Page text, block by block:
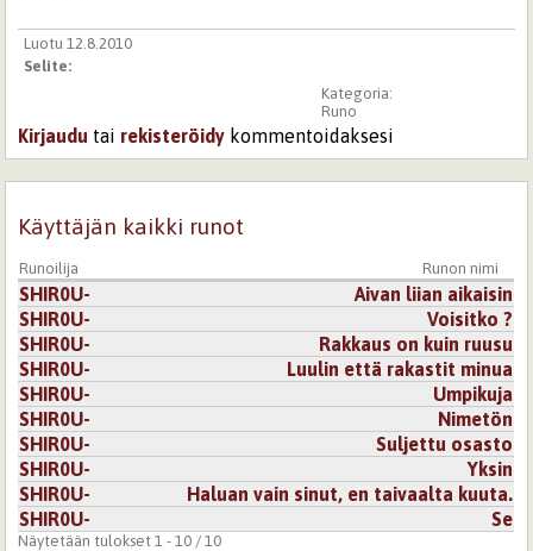
Luotu 12.8.2010
Selite:
Kategoria:
Runo
Kirjaudu tai rekisteröidy kommentoidaksesi
Käyttäjän kaikki runot
Runoilija Runon nimi
SHIR0U-
Aivan liian aikaisin
SHIR0U-
Voisitko ?
SHIR0U-
Rakkaus on kuin ruusu
SHIR0U-
Luulin että rakastit minua
SHIR0U-
Umpikuja
SHIR0U-
Nimetön
SHIR0U-
Suljettu osasto
SHIR0U-
Yksin
SHIR0U-
Haluan vain sinut, en taivaalta kuuta.
SHIR0U-
Se
Näytetään tulokset 1 - 10 / 10